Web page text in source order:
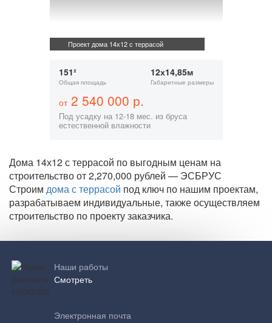
Проект дома 14х12 с террасой
151²
Общая площадь
12х14,85м
Габаритные размеры
от2 540 000 р.
Под усадку на 12-18 мес. из бруса
естественной влажности
Дома 14х12 с террасой по выгодным ценам на
строительство от 2,270,000 рублей — ЭСБРУС
Строим дома с террасой под ключ по нашим проектам,
разрабатываем индивидуальные, также осуществляем
строительство по проекту заказчика.
Наши работы
Смотреть
Электронная почта